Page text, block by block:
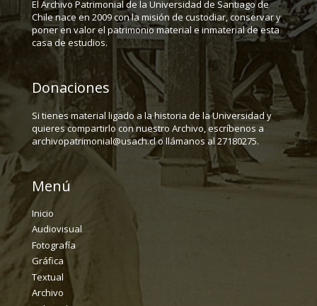
El Archivo Patrimonial de la Universidad de Santiago de
Chile nace en 2009 con la misión de custodiar, conservar y
poner en valor el patrimonio material e inmaterial de esta
casa de estudios.
Donaciones
Si tienes material ligado a la historia de la Universidad y
quieres compartirlo con nuestro Archivo, escríbenos a
archivopatrimonial@usach.cl o llámanos al 27180275.
Menú
Inicio
Audiovisual
Fotografía
Gráfica
Textual
Archivo